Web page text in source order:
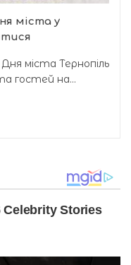
міста у
міста Тернопіль
гостей на...